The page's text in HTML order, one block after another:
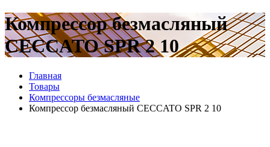
Компрессор безмасляный
CECCATO SPR 2 10
Главная
Товары
Компрессоры безмасляные
Компрессор безмасляный CECCATO SPR 2 10